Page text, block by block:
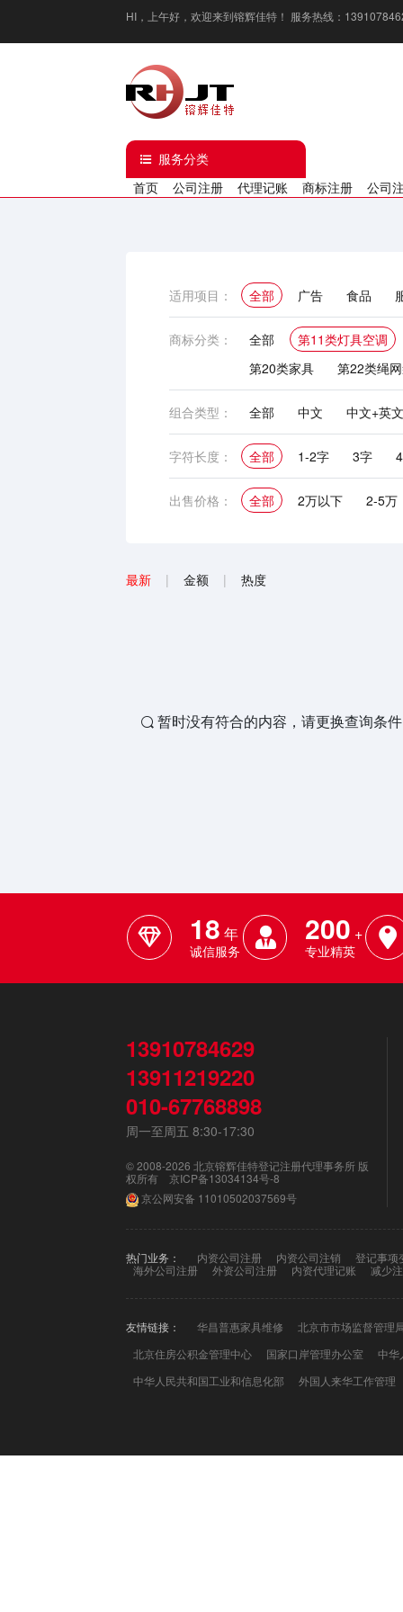
HI， 上午好 ，欢迎来到镕辉佳特！ 服务热线：
服务分类
首页
公司注册 代理记账 商标注册 公司
适用项目： 全部 广告 食品
厨房用具
新
商标分类：
全部
第11类灯具空调
第20类家具
第22类绳
组合类型：
全部 中文
中文+英文
英文
字符长度：
全部 1-2字 3字
出售价格： 全部 2万以下 2-5万
最新 | 金额 | 热度
暂时没有符合的内容，请更换查询条
18 年
诚信服务
200 +
专业精英
13910784629
13911219220
010-67768898
周一至周五 8:30-17:30
© 2008-2026 北京镕辉佳特登记注册代理事务所 版
权所有 京ICP备13034134号-8
京公网安备 11010502037569号
热门业务： 内资公司注册 内资公司注销
登记事项
海外公司注册
外资公司注册 内资代理记账 减少
友情链接： 华昌普惠家具维修
北京市市场监督管理
北京住房公积金管理中心
国家口岸管理办公室
中华
中华人民共和国工业和信息化部
外国人来华工作管理